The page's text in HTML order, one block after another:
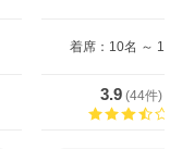
着席：10名 ～ 130
3.9(44件)